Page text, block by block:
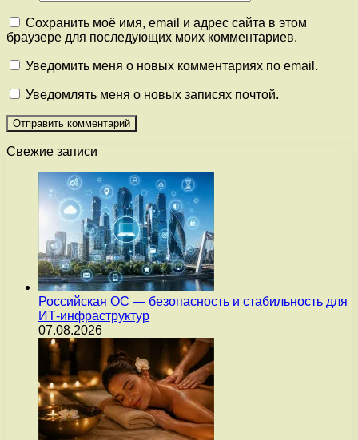
Сохранить моё имя, email и адрес сайта в этом
браузере для последующих моих комментариев.
Уведомить меня о новых комментариях по email.
Уведомлять меня о новых записях почтой.
Свежие записи
Российская ОС — безопасность и стабильность для
ИТ-инфраструктур
07.08.2026